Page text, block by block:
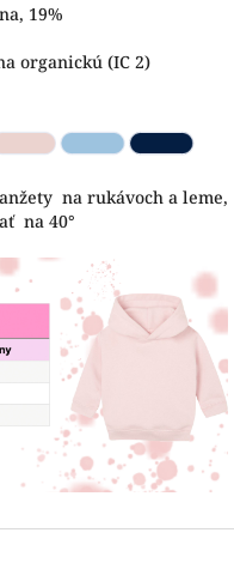
, 19%
organickú (IC 2)
na rukávoch a leme,
na 40°